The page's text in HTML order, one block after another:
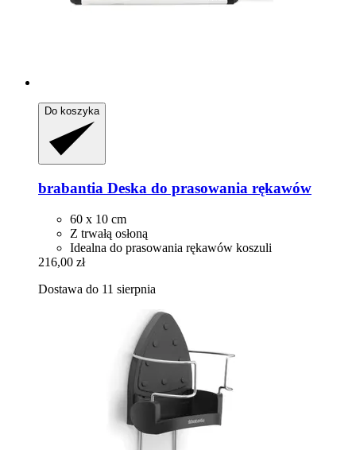
Do koszyka
brabantia Deska do prasowania rękawów
60 x 10 cm
Z trwałą osłoną
Idealna do prasowania rękawów koszuli
216,00 zł
Dostawa do 11 sierpnia